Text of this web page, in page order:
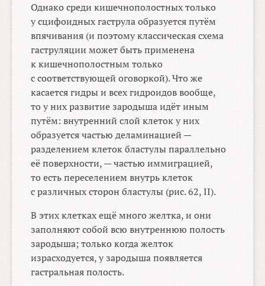
Однако среди кишечнополостных только
у сцифоидных гаструла образуется путём
впячивания (и поэтому классическая схема
гаструляции может быть применена
к кишечнополостным только
с соответствующей оговоркой). Что же
касается гидры и всех гидроидов вообще,
то у них развитие зародыша идёт иным
путём: внутренний слой клеток у них
образуется частью деламинацией —
разделением клеток бластулы параллельно
её поверхности, — частью иммиграцией,
то есть переселением внутрь клеток
с различных сторон бластулы (рис. 62, II).
В этих клетках ещё много желтка, и они
заполняют собой всю внутреннюю полость
зародыша; только когда желток
израсходуется, у зародыша появляется
гастральная полость.